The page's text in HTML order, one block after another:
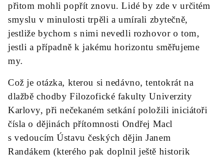
přitom mohli popřít znovu. Lidé by zde v určitém
smyslu v minulosti trpěli a umírali zbytečně,
jestliže bychom s nimi nevedli rozhovor o tom,
jestli a případně k jakému horizontu směřujeme
my.
Což je otázka, kterou si nedávno, tentokrát na
dlažbě chodby Filozofické fakulty Univerzity
Karlovy, při nečekaném setkání položili iniciátoři
čísla o dějinách přítomnosti Ondřej Macl
s vedoucím Ústavu českých dějin Janem
Randákem (kterého pak doplnil ještě historik